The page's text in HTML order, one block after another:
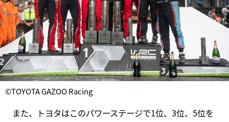
©TOYOTA GAZOO Racing
また、トヨタはこのパワーステージで1位、3位、5位を